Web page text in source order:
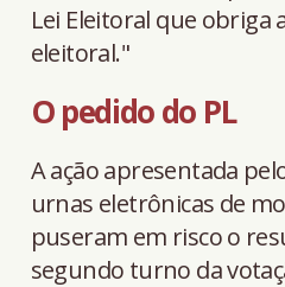
Lei Eleitoral que obriga
eleitoral."
O pedido do PL
A ação apresentada
urnas eletrônicas de
puseram em risco o
segundo turno da